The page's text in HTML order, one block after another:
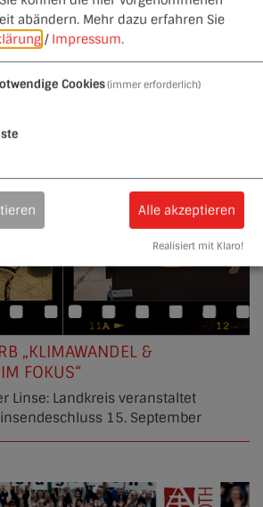
Passbilder zulässig sind.
„KLIMAWANDEL &
FOKUS“
Linse: Landkreis veranstaltet
15. September
abändern. Mehr dazu erfahren Sie
/ Impressum.
Cookies(immer erforderlich)
Alle akzeptieren
Realisiert mit Klaro!